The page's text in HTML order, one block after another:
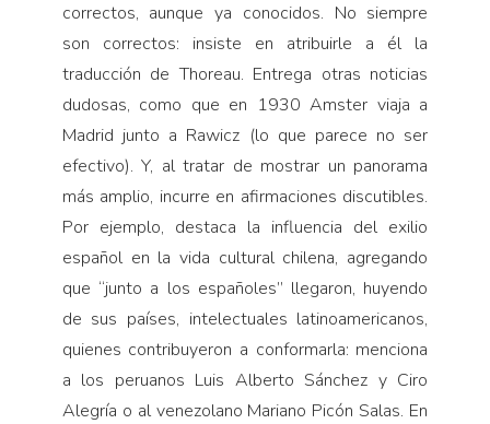
correctos, aunque ya conocidos. No siempre
son correctos: insiste en atribuirle a él la
traducción de Thoreau. Entrega otras noticias
dudosas, como que en 1930 Amster viaja a
Madrid junto a Rawicz (lo que parece no ser
efectivo). Y, al tratar de mostrar un panorama
más amplio, incurre en afirmaciones discutibles.
Por ejemplo, destaca la influencia del exilio
español en la vida cultural chilena, agregando
que “junto a los españoles” llegaron, huyendo
de sus países, intelectuales latinoamericanos,
quienes contribuyeron a conformarla: menciona
a los peruanos Luis Alberto Sánchez y Ciro
Alegría o al venezolano Mariano Picón Salas. En